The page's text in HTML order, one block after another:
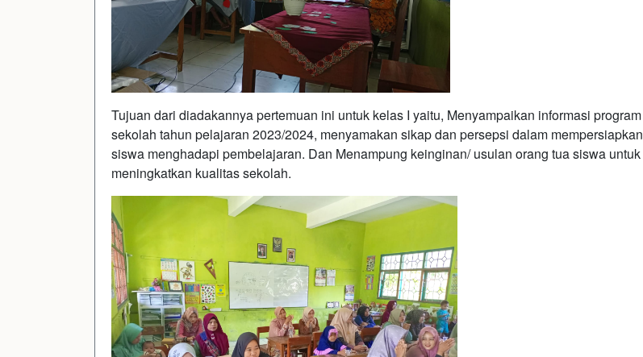
Tujuan dari diadakannya pertemuan ini untuk kelas I yaitu, Menyampaikan informasi program
sekolah tahun pelajaran 2023/2024, menyamakan sikap dan persepsi dalam mempersiapkan
siswa menghadapi pembelajaran. Dan Menampung keinginan/ usulan orang tua siswa untuk
meningkatkan kualitas sekolah.